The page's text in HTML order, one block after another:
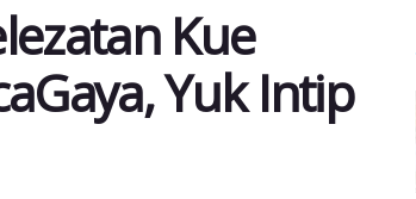
Kue
Yuk Intip